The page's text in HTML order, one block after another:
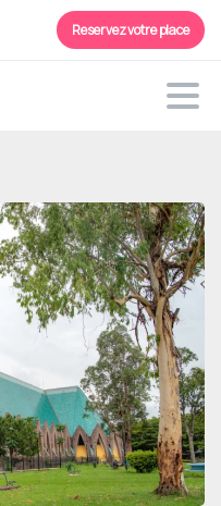
Reservez votre place
0